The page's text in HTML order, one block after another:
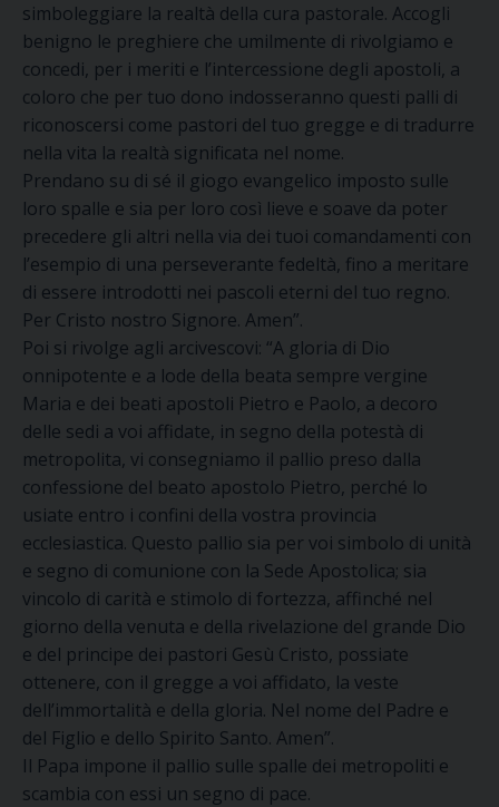
simboleggiare la realtà della cura pastorale. Accogli
benigno le preghiere che umilmente di rivolgiamo e
concedi, per i meriti e l’intercessione degli apostoli, a
coloro che per tuo dono indosseranno questi palli di
riconoscersi come pastori del tuo gregge e di tradurre
nella vita la realtà significata nel nome.
Prendano su di sé il giogo evangelico imposto sulle
loro spalle e sia per loro così lieve e soave da poter
precedere gli altri nella via dei tuoi comandamenti con
l’esempio di una perseverante fedeltà, fino a meritare
di essere introdotti nei pascoli eterni del tuo regno.
Per Cristo nostro Signore. Amen”.
Poi si rivolge agli arcivescovi: “A gloria di Dio
onnipotente e a lode della beata sempre vergine
Maria e dei beati apostoli Pietro e Paolo, a decoro
delle sedi a voi affidate, in segno della potestà di
metropolita, vi consegniamo il pallio preso dalla
confessione del beato apostolo Pietro, perché lo
usiate entro i confini della vostra provincia
ecclesiastica. Questo pallio sia per voi simbolo di unità
e segno di comunione con la Sede Apostolica; sia
vincolo di carità e stimolo di fortezza, affinché nel
giorno della venuta e della rivelazione del grande Dio
e del principe dei pastori Gesù Cristo, possiate
ottenere, con il gregge a voi affidato, la veste
dell’immortalità e della gloria. Nel nome del Padre e
del Figlio e dello Spirito Santo. Amen”.
Il Papa impone il pallio sulle spalle dei metropoliti e
scambia con essi un segno di pace.